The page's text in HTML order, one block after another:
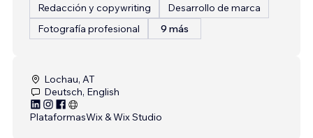
Redacción y copywriting
Desarrollo de marca
Fotografía profesional
9 más
Lochau, AT
Deutsch, English
PlataformasWix & Wix Studio